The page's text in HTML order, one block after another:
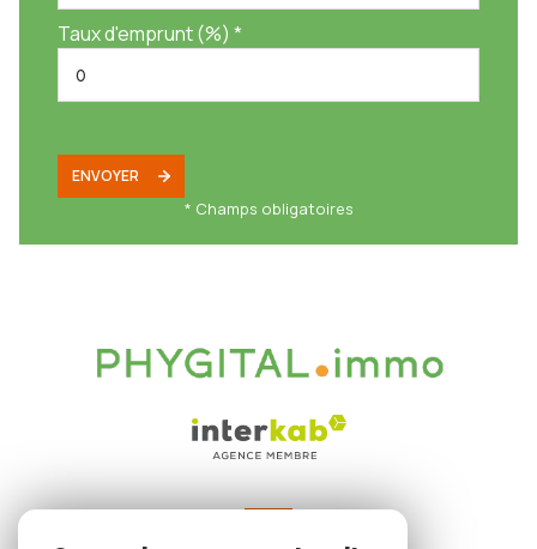
Taux d'emprunt (%) *
ENVOYER
* Champs obligatoires